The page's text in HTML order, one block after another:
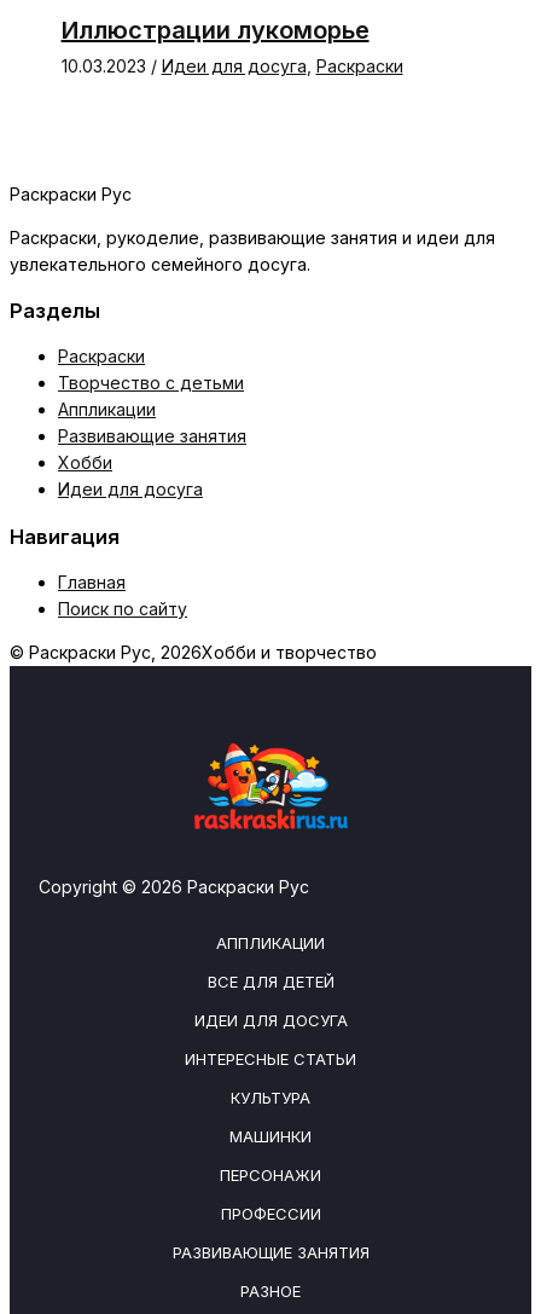
Иллюстрации лукоморье
10.03.2023 / Идеи для досуга Раскраски
Раскраски Рус
Раскраски, рукоделие, развивающие занятия и идеи для
увлекательного семейного досуга.
Разделы
Раскраски
Творчество с детьми
Аппликации
Развивающие занятия
Хобби
Идеи для досуга
Навигация
Главная
Поиск по сайту
© Раскраски Рус, 2026Хобби и творчество
Copyright © 2026 Раскраски Рус
АППЛИКАЦИИ
ВСЕ ДЛЯ ДЕТЕЙ
ИДЕИ ДЛЯ ДОСУГА
ИНТЕРЕСНЫЕ СТАТЬИ
КУЛЬТУРА
МАШИНКИ
ПЕРСОНАЖИ
ПРОФЕССИИ
РАЗВИВАЮЩИЕ ЗАНЯТИЯ
РАЗНОЕ